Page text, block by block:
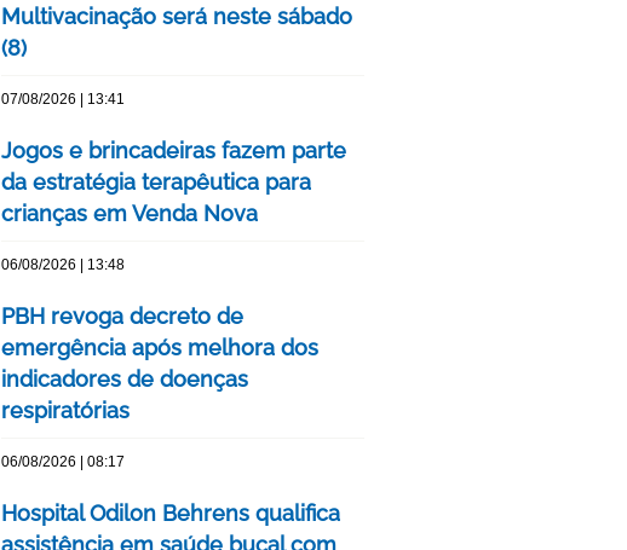
Multivacinação será neste sábado
(8)
07/08/2026 | 13:41
Jogos e brincadeiras fazem parte
da estratégia terapêutica para
crianças em Venda Nova
06/08/2026 | 13:48
PBH revoga decreto de
emergência após melhora dos
indicadores de doenças
respiratórias
06/08/2026 | 08:17
Hospital Odilon Behrens qualifica